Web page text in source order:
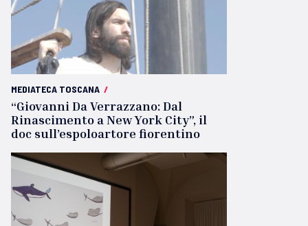
MEDIATECA TOSCANA /
“Giovanni Da Verrazzano: Dal
Rinascimento a New York City”, il
doc sull’espoloartore fiorentino